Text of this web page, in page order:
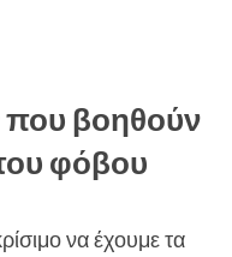
βοηθούν
φόβου
να έχουμε τα